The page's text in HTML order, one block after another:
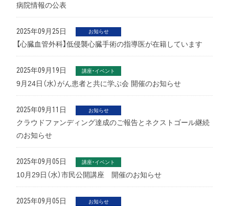
病院情報の公表
2025年09月25日 お知らせ
【心臓血管外科】低侵襲心臓手術の指導医が在籍しています
2025年09月19日 講座・イベント
9月24日（水）がん患者と共に学ぶ会 開催のお知らせ
2025年09月11日 お知らせ
クラウドファンディング達成のご報告とネクストゴール継続
のお知らせ
2025年09月05日 講座・イベント
10月29日（水）市民公開講座 開催のお知らせ
2025年09月05日 お知らせ